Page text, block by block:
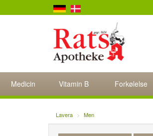
Medicin Vitamin B Forkølelse
Lavera Men